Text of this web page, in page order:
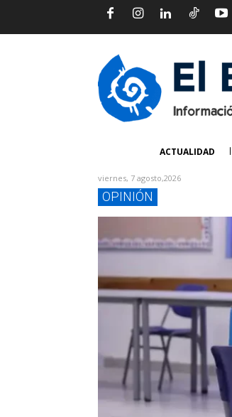
ACTUALIDAD
viernes, 7 agosto,2026
OPINIÓN